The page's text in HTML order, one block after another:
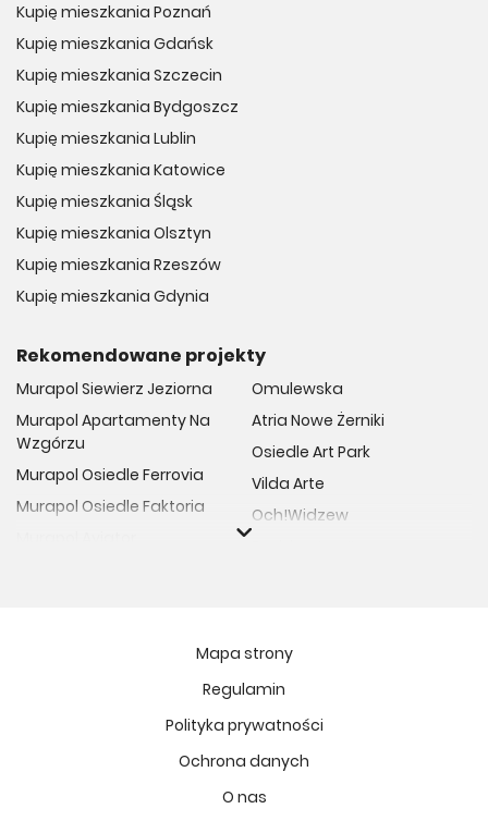
Kupię mieszkania Poznań
Kupię mieszkania Gdańsk
Kupię mieszkania Szczecin
Kupię mieszkania Bydgoszcz
Kupię mieszkania Lublin
Kupię mieszkania Katowice
Kupię mieszkania Śląsk
Kupię mieszkania Olsztyn
Kupię mieszkania Rzeszów
Kupię mieszkania Gdynia
Rekomendowane projekty
Murapol Siewierz Jeziorna
Murapol Apartamenty Na
Wzgórzu
Murapol Osiedle Ferrovia
Murapol Osiedle Faktoria
Murapol Osiedle Szafirove
Omulewska
Atria Nowe Żerniki
Osiedle Art Park
Vilda Arte
Och!Widzew
Fort Natura Etap II
Osiedle Imbramowskie
MIASTECZKO NOVA FALA
Mapa strony
Regulamin
Polityka prywatności
Ochrona danych
O nas